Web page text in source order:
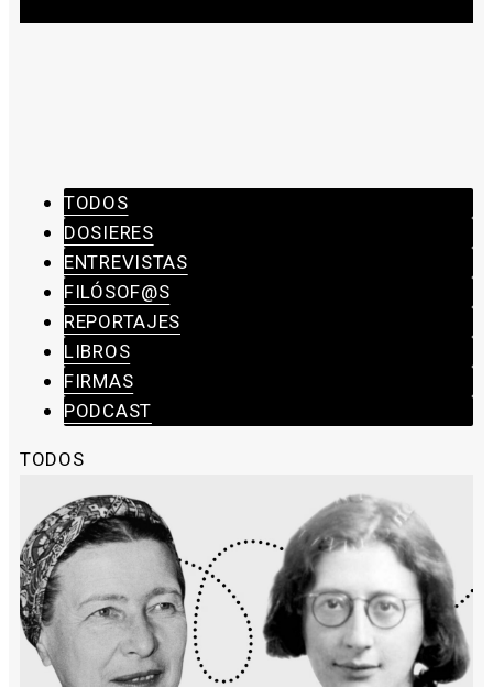
TODOS
DOSIERES
ENTREVISTAS
FILÓSOF@S
REPORTAJES
LIBROS
FIRMAS
PODCAST
TODOS